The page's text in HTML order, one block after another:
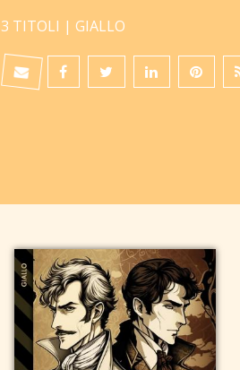
3 TITOLI | GIALLO